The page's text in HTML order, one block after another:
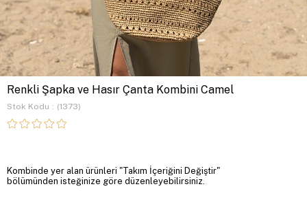
Renkli Şapka ve Hasır Çanta Kombini Camel
Stok Kodu (1373)
Kombinde yer alan ürünleri "Takım İçeriğini Değiştir"
bölümünden isteğinize göre düzenleyebilirsiniz.